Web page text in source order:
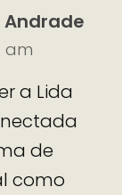
Andrade
am
a Lida
de
como